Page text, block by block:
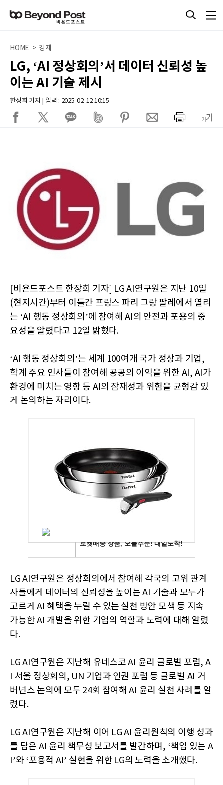
HOME > 경제
LG, ‘AI 정상회의’서 데이터 신뢰성 높
이는 AI 기술 제시
한장희 기자 | 입력 : 2025-02-12 10:15
[비욘드포스트 한장희 기자] LG AI연구원은 지난 10일
(현지시간)부터 이틀간 프랑스 파리 그랑 팔레에서 열리
는 ‘AI 행동 정상회의’에 참여해 AI의 안전과 포용의 중
요성을 알렸다고 12일 밝혔다.
‘AI 행동 정상회의’는 세계 100여개 국가 정상과 기업,
학계 주요 인사들이 참여해 공공의 이익을 위한 AI, AI가
환경에 미치는 영향 등 AI의 잠재성과 위험을 균형감 있
게 논의하는 자리이다.
LG AI연구원은 정상회의에서 참여해 각국의 고위 관계
자들에게 데이터의 신뢰성을 높이는 AI 기술과 모두가
고르게 AI 혜택을 누릴 수 있는 실천 방안 모색 등 지속
가능한 AI 개발을 위한 기업의 역할과 노력에 대해 알렸
다.
LG AI연구원은 지난해 유네스코 AI 윤리 글로벌 포럼, A
I 서울 정상회의, UN 기업과 인권 포럼 등 글로벌 AI 거
버넌스 논의에 모두 24회 참여해 AI 윤리 실천 사례를 알
렸다.
LG AI연구원은 지난해 이어 LG AI 윤리원칙의 이행 성과
를 담은 AI 윤리 책무성 보고서를 발간하며, ‘책임 있는 A
I’와 ‘포용적 AI’ 실현을 위한 LG의 노력을 소개했다.